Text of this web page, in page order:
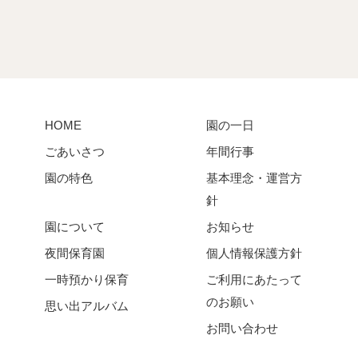
HOME
ごあいさつ
園の特色
園の一日
年間行事
基本理念・運営方
針
園について
夜間保育園
一時預かり保育
思い出アルバム
お知らせ
個人情報保護方針
ご利用にあたって
のお願い
お問い合わせ